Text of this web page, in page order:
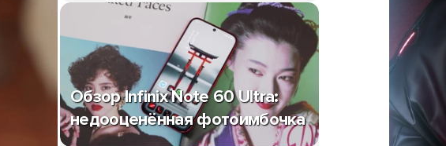
Обзор Infinix Note 60 Ultra:
недооценённая фотоимбочка